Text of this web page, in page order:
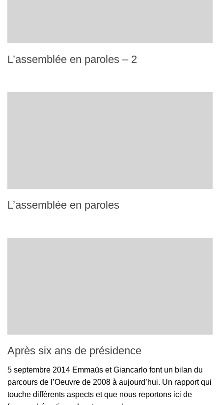
L’assemblée en paroles – 2
L’assemblée en paroles
Après six ans de présidence
5 septembre 2014 Emmaüs et Giancarlo font un bilan du
parcours de l’Oeuvre de 2008 à aujourd’hui. Un rapport qui
touche différents aspects et que nous reportons ici de